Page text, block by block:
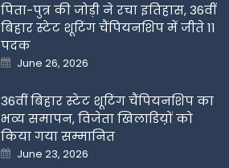
पिता-पुत्र की जोड़ी ने रचा इतिहास, 36वीं
बिहार स्टेट शूटिंग चैंपियनशिप में जीते 11
पदक
Posted
on
June 26, 2026
36वीं बिहार स्टेट शूटिंग चैंपियनशिप का
भव्य समापन, विजेता खिलाडिय़ों को
किया गया सम्मानित
Posted
on
June 23, 2026